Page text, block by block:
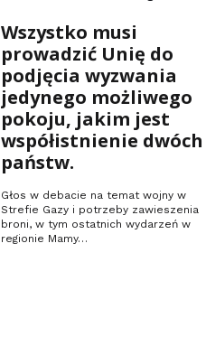
Wszystko musi
prowadzić Unię do
podjęcia wyzwania
jedynego możliwego
pokoju, jakim jest
współistnienie dwóch
państw.
Głos w debacie na temat wojny w
Strefie Gazy i potrzeby zawieszenia
broni, w tym ostatnich wydarzeń w
regionie Mamy…